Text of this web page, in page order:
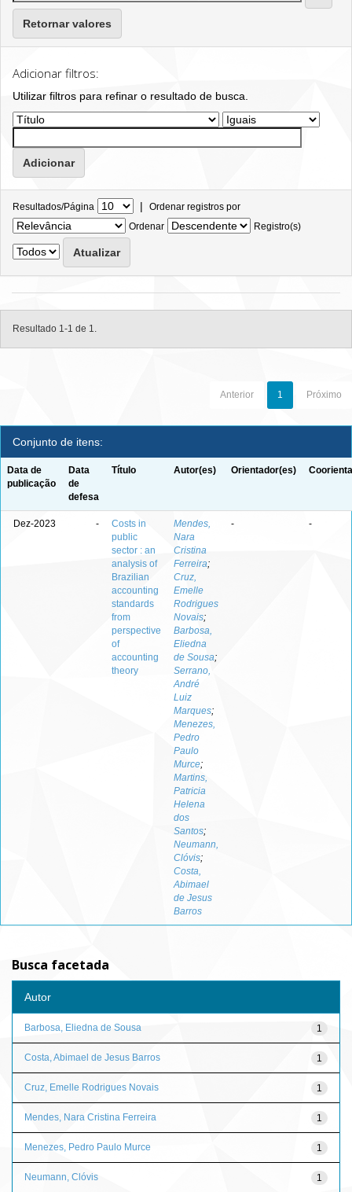
Retornar valores
Adicionar filtros:
Utilizar filtros para refinar o resultado de busca.
Resultados/Página | Ordenar registros por
Ordenar
Registro(s)
Resultado 1-1 de 1.
Anterior 1 Próximo
Conjunto de itens:
Data de
publicação
Data
de
defesa
Título Autor(es) Orientador(es)
Dez-2023 -
Costs in
public
sector : an
analysis of
Brazilian
accounting
standards
from
perspective
of
accounting
theory
Mendes,
Nara
Cristina
Ferreira;
Cruz,
Emelle
Rodrigues
Novais;
Barbosa,
Eliedna
de Sousa;
Serrano,
André
Luiz
Marques;
Menezes,
Pedro
Paulo
Murce;
Martins,
Patricia
Helena
dos
Santos;
Neumann,
Clóvis;
Costa,
Abimael
de Jesus
Barros
- -
Busca facetada
Autor
1
Barbosa, Eliedna de Sousa
1
Costa, Abimael de Jesus Barros
1
Cruz, Emelle Rodrigues Novais
1
Mendes, Nara Cristina Ferreira
1
Menezes, Pedro Paulo Murce
1
Neumann, Clóvis